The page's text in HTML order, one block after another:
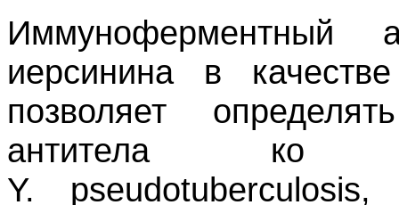
Иммуноферментный
иерсинина в качестве
позволяет
антитела ко
Y.